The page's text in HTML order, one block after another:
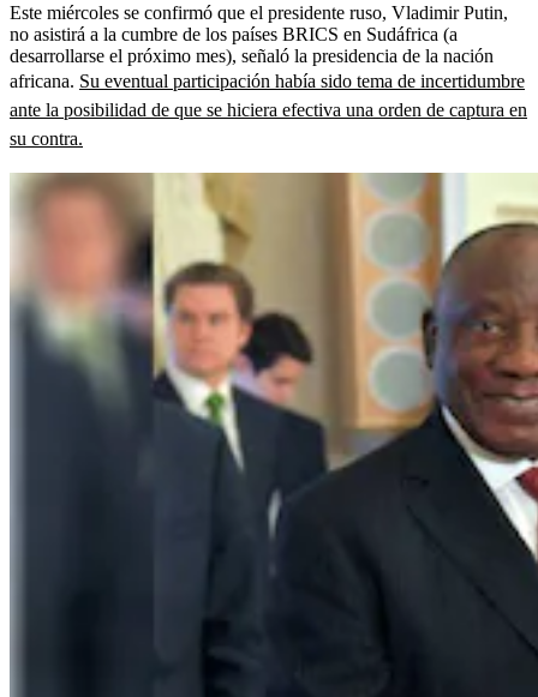
Este miércoles se confirmó que el presidente ruso, Vladimir Putin,
no asistirá a la cumbre de los países BRICS en Sudáfrica (a
desarrollarse el próximo mes), señaló la presidencia de la nación
africana. Su eventual participación había sido tema de incertidumbre
ante la posibilidad de que se hiciera efectiva una orden de captura en
su contra.